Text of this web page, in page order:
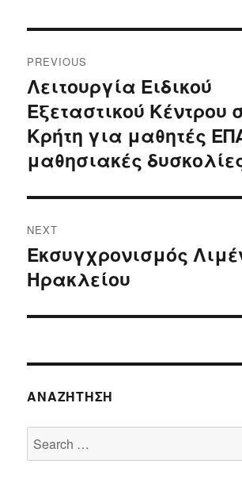
navigation
PREVIOUS
Previous
post:
Λειτουργία Ειδικού
Εξεταστικού Κέντρου
Κρήτη για μαθητές
μαθησιακές
NEXT
Next
post:
Εκσυγχρονισμός
Ηρακλείου
ΑΝΑΖΉΤΗΣΗ
Search
for: